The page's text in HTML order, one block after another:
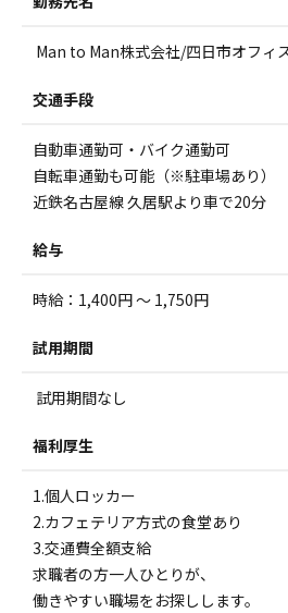
Man to Man株式会社/四日市オフィ
交通手段
自動車通勤可・バイク通勤可
自転車通勤も可能（※駐車場あり）
近鉄名古屋線 久居駅より車で20分
給与
時給：1,400円 ～ 1,750円
試用期間
試用期間なし
福利厚生
1.個人ロッカー
2.カフェテリア方式の食堂あり
3.交通費全額支給
求職者の方一人ひとりが、
働きやすい職場をお探しします。